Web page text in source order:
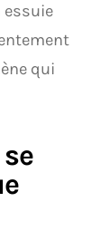
essuie
qui